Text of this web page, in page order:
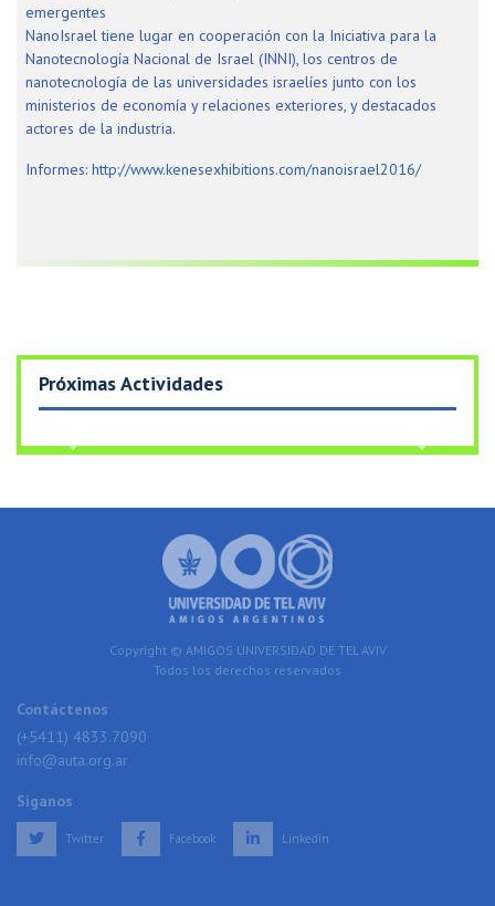
emergentes
NanoIsrael tiene lugar en cooperación con la Iniciativa para la
Nanotecnología Nacional de Israel (INNI), los centros de
nanotecnología de las universidades israelíes junto con los
ministerios de economía y relaciones exteriores, y destacados
actores de la industria.
Informes: http://www.kenesexhibitions.com/nanoisrael2016/
Próximas Actividades
Previous Next
Contáctenos
(+5411) 4833.7090
info@auta.org.ar
Copyright © AMIGOS UNIVERSIDAD DE TEL AVIV
Todos los derechos reservados
Síganos
Twitter Facebook Linkedin